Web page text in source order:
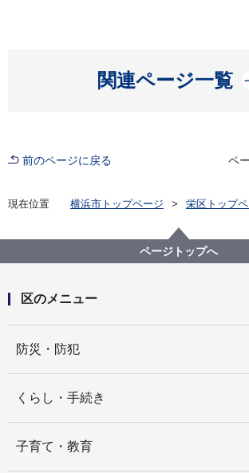
関連ページ一覧
開く
前のページに戻る ペ
現在位置 横浜市トップページ
栄区トップ
生ごみ処理器「キエーロ」の普及・啓
ページトップへ
区のメニュー
防災・防犯
くらし・手続き
子育て・教育